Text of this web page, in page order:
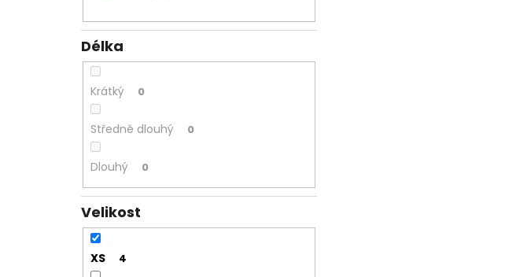
Délka
Krátký 0
Středně dlouhý 0
Dlouhý 0
Velikost
XS 4